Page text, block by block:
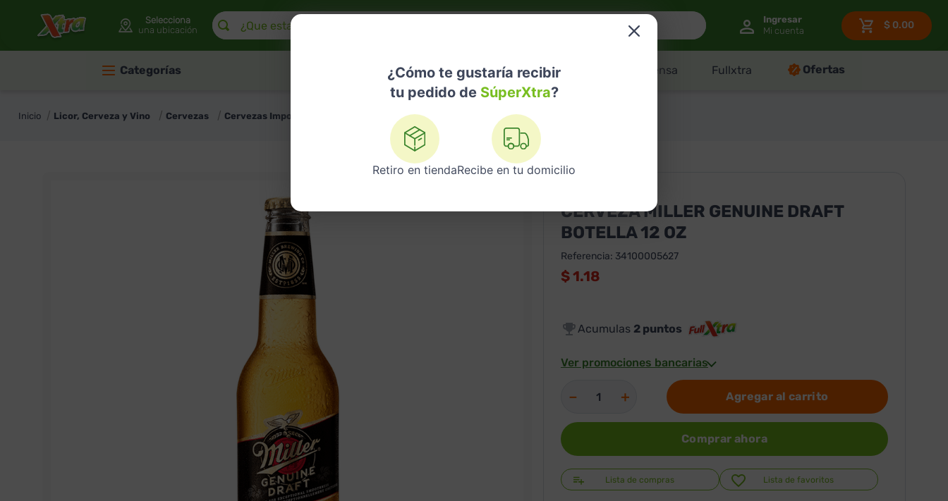
Selecciona
una ubicación
¿Cómo te gustaría recibir
tu pedido de SúperXtra?
Retiro en tiendaRecibe en tu domicilio
¿Que estas buscando?
$ 0.00
Categorías Nuestras Marcas Telemedicina Licores Despensa Fullxtra Ofertas
Licor, Cerveza y Vino Cervezas Cervezas Importadas Cerveza Miller Genuine Draft Botella 12 Oz
CERVEZA MILLER GENUINE DRAFT
BOTELLA 12 OZ
Referencia: 34100005627
$1.18
Acumulas 2puntos
Ver promociones bancarias
＋
－ Agregar al carrito
Comprar ahora
Lista de compras Lista de favoritos